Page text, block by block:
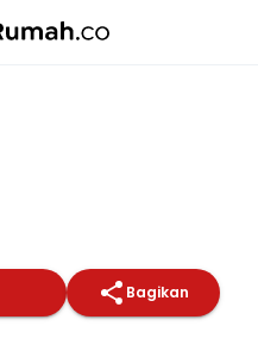
Bagikan